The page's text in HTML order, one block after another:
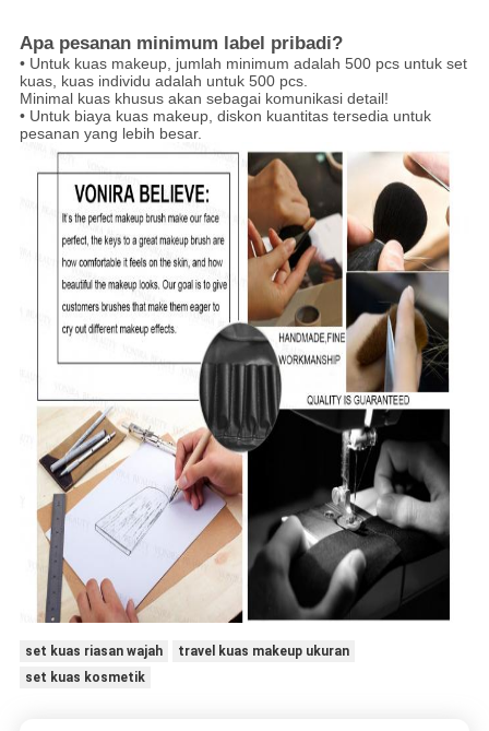
Apa pesanan minimum label pribadi?
• Untuk kuas makeup, jumlah minimum adalah 500 pcs untuk set
kuas, kuas individu adalah untuk 500 pcs.
Minimal kuas khusus akan sebagai komunikasi detail!
• Untuk biaya kuas makeup, diskon kuantitas tersedia untuk
pesanan yang lebih besar.
set kuas riasan wajah
travel kuas makeup ukuran
set kuas kosmetik